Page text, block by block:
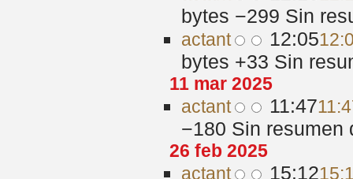
bytes −299 Sin
actant 12:05
bytes +33 Sin
11 mar 2025
actant 11:47
−180 Sin resumen
26 feb 2025
actant 15:12